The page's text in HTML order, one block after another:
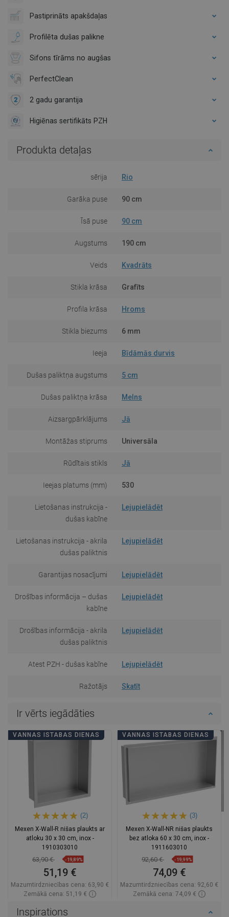
Pastiprināts apakšdaļas
Profilēta dušas palikne
Sifons tīrāms no augšas
PerfectClean
2 gadu garantija
Higiēnas sertifikāts PZH
Produkta detaļas
sērija Rio
Garāka puse 90 cm
Īsā puse 90 cm
Augstums 190 cm
Veids Kvadrāts
Stikla krāsa Grafīts
Profila krāsa Hroms
Stikla biezums 6 mm
Ieeja Bīdāmās durvis
Dušas paliktņa augstums 5 cm
Dušas paliktņa krāsa Melns
Aizsargpārklājums Jā
Montāžas stiprums Universāla
Rūdītais stikls Jā
Ieejas platums (mm) 530
Lietošanas instrukcija -
dušas kabīne
Lejupielādēt
Lietošanas instrukcija - akrila
dušas paliktnis
Lejupielādēt
Garantijas nosacījumi Lejupielādēt
Drošības informācija – dušas
kabīne
Lejupielādēt
Drošības informācija - akrila
dušas paliktnis
Lejupielādēt
Atest PZH - dušas kabīne Lejupielādēt
Ražotājs Skatīt
Ir vērts iegādāties
VANNAS ISTABAS DIENAS
(2)
Mexen X-Wall-R nišas plaukts ar
atloku 30 x 30 cm, inox -
1910303010
63,90 € -19,89%
51,19 €
Mazumtirdzniecības cena: 63,90 €
Zemākā cena: 51,19 €
VANNAS ISTABAS DIENAS
(3)
Mexen X-Wall-NR nišas plaukts
bez atloka 60 x 30 cm, inox -
1911603010
92,60 € -19,99%
74,09 €
Mazumtirdzniecības cena: 92,60 €
Zemākā cena: 74,09 €
Inspirations